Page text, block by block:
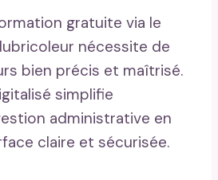
gratuite via le
nécessite de
bien précis et maîtrisé.
simplifie
administrative en
claire et sécurisée.